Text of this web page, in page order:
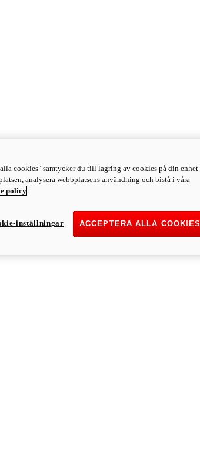
cookies" samtycker du till lagring av cookies på din enhet
analysera webbplatsens användning och bistå i våra
policy
ACCEPTERA ALLA COOKIES
inställningar